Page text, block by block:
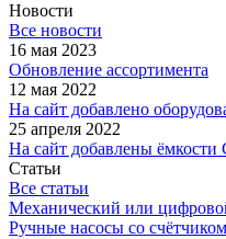
Новости
Все новости
16 мая 2023
Обновление ассортимента
12 мая 2022
На сайт добавлено
25 апреля 2022
На сайт добавлены ёмкости
Статьи
Все статьи
Механический или
Ручные насосы со счётчиком